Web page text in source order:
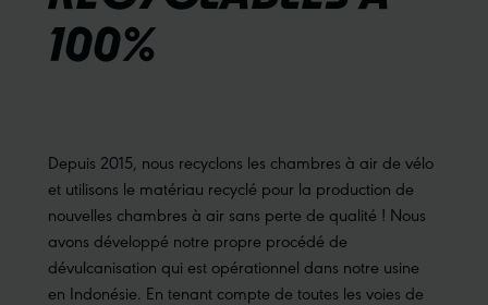
100%
Depuis 2015, nous recyclons les chambres à air de vélo
et utilisons le matériau recyclé pour la production de
nouvelles chambres à air sans perte de qualité ! Nous
avons développé notre propre procédé de
dévulcanisation qui est opérationnel dans notre usine
en Indonésie. En tenant compte de toutes les voies de